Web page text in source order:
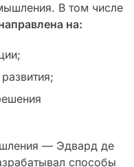
В том числе
на:
— Эдвард де
способы